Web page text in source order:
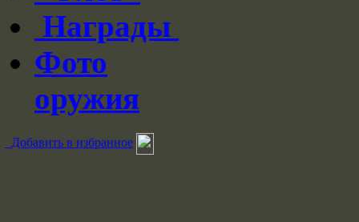
Награды
Фото
оружия
Добавить в избранное